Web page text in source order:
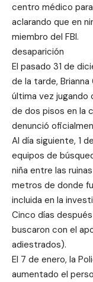
centro médico
aclarando que en
miembro del FBI.
desaparición
El pasado 31 de
de la tarde,
última vez jugando
de dos pisos en la
denunció
Al día siguiente, 1
equipos de
niña entre las
metros de donde
incluida en la
Cinco días
buscaron con el
adiestrados).
El 7 de enero, la
aumentado el